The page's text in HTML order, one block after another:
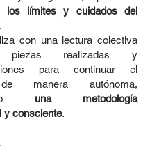
los límites y cuidados del
.
con una lectura colectiva
realizadas y
para continuar el
manera autónoma,
una metodología
y consciente.